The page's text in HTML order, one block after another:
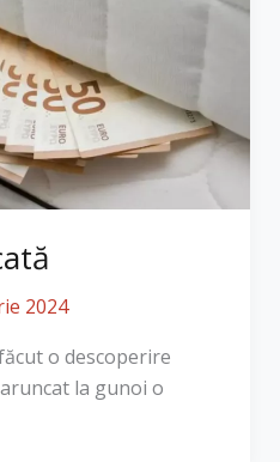
2024
o descoperire
la gunoi o